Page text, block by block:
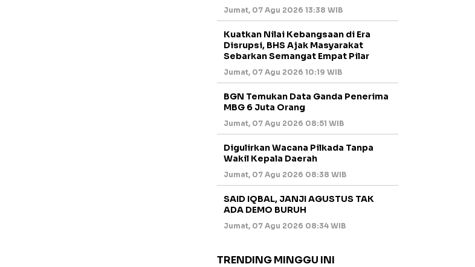
Jumat, 07 Agu 2026 13:38 WIB
Kuatkan Nilai Kebangsaan di Era
Disrupsi, BHS Ajak Masyarakat
Sebarkan Semangat Empat Pilar
Jumat, 07 Agu 2026 10:19 WIB
BGN Temukan Data Ganda Penerima
MBG 6 Juta Orang
Jumat, 07 Agu 2026 08:51 WIB
Digulirkan Wacana Pilkada Tanpa
Wakil Kepala Daerah
Jumat, 07 Agu 2026 08:38 WIB
SAID IQBAL, JANJI AGUSTUS TAK
ADA DEMO BURUH
Jumat, 07 Agu 2026 08:34 WIB
TRENDING MINGGU INI